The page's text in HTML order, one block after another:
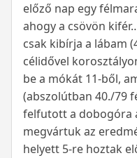
előző nap egy
ahogy a csövön
csak kibírja a lábam
célidővel
be a mókát 11-ből,
(abszolútban 40./79
felfutott a dobogóra
megvártuk az
helyett 5-re hoztak